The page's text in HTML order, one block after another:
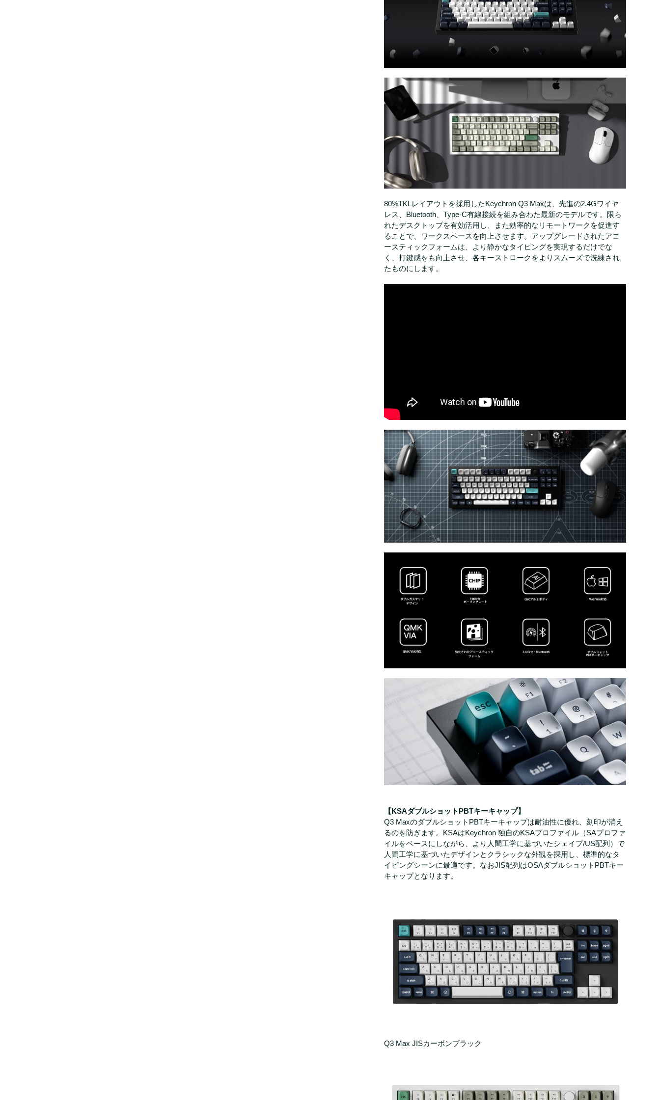
80%TKLレイアウトを採用したKeychron Q3 Maxは、先進の2.4Gワイヤ
レス、Bluetooth、Type-C有線接続を組み合わた最新のモデルです。限ら
れたデスクトップを有効活用し、また効率的なリモートワークを促進す
ることで、ワークスペースを向上させます。アップグレードされたアコ
ースティックフォームは、より静かなタイピングを実現するだけでな
く、打鍵感をも向上させ、各キーストロークをよりスムーズで洗練され
たものにします。
【KSAダブルショットPBTキーキャップ】
Q3 MaxのダブルショットPBTキーキャップは耐油性に優れ、刻印が消え
るのを防ぎます。KSAはKeychron 独自のKSAプロファイル（SAプロファ
イルをベースにしながら、より人間工学に基づいたシェイプ/US配列）で
人間工学に基づいたデザインとクラシックな外観を採用し、標準的なタ
イピングシーンに最適です。なおJIS配列はOSAダブルショットPBTキー
キャップとなります。
Q3 Max JISカーボンブラック